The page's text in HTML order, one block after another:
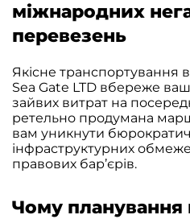
міжнародних
перевезень
Якісне транспортування
Sea Gate LTD вбереже ваш
зайвих витрат на
ретельно продумана
вам уникнути
інфраструктурних
правових бар’єрів.
Чому планування